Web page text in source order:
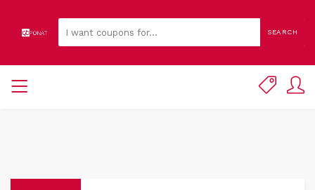
SEARCH